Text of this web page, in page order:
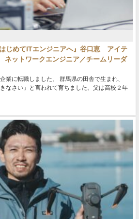
はじめてITエンジニアへ』谷口恵 アイテ
ネットワークエンジニア／チームリーダ
業に転職しました。 群馬県の田舎で生まれ、
なさい」と言われて育ちました。父は高校２年